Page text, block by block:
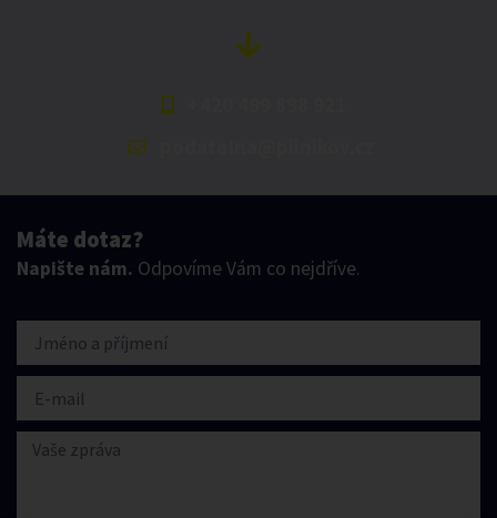
Máte dotaz?
Napište nám. Odpovíme Vám co nejdříve.